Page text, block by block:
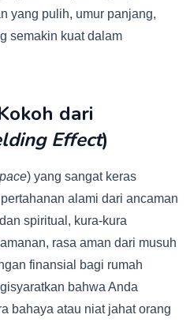
yang pulih, umur panjang,
semakin kuat dalam
dari
Effect)
) yang sangat keras
alami dari ancaman
spiritual, kura-kura
rasa aman dari musuh
finansial bagi rumah
bahwa Anda
bahaya atau niat jahat orang